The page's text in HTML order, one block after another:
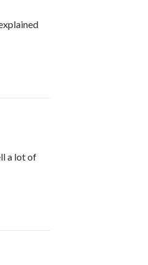
a lot of